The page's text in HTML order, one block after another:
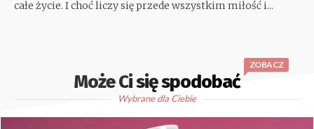
całe życie. I choć liczy się przede wszystkim miłość i...
Może Ci się spodobać
ZOBACZ
Wybrane dla Ciebie